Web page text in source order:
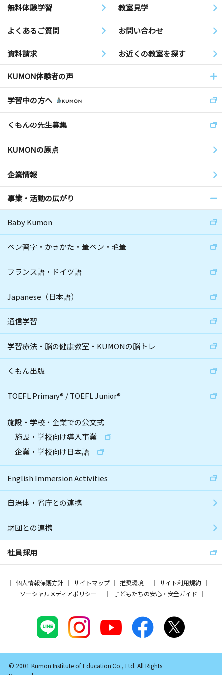
無料体験学習 教室見学
よくあるご質問 お問い合わせ
資料請求 お近くの教室を探す
KUMON体験者の声
学習中の方へ
くもんの先生募集
KUMONの原点
企業情報
事業・活動の広がり
Baby Kumon
ペン習字・かきかた・筆ペン・毛筆
フランス語・ドイツ語
Japanese（日本語）
通信学習
学習療法・脳の健康教室・KUMONの脳トレ
くもん出版
TOEFL Primary® /TOEFL Junior®
施設・学校・企業での公文式
施設・学校向け導入事業
企業・学校向け日本語
English Immersion Activities
自治体・省庁との連携
財団との連携
社員採用
個人情報保護方針 サイトマップ 推奨環境
サイト利用規約
ソーシャルメディアポリシー
子どもたちの安心・安全ガイド
© 2001 Kumon Institute of Education Co., Ltd. All Rights